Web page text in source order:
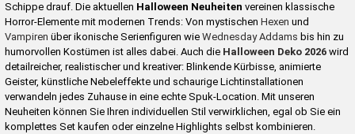
Schippe drauf. Die aktuellen Halloween Neuheiten vereinen klassische
Horror-Elemente mit modernen Trends: Von mystischen Hexen und
Vampiren über ikonische Serienfiguren wie Wednesday Addams bis hin zu
humorvollen Kostümen ist alles dabei. Auch die Halloween Deko 2026wird
detailreicher, realistischer und kreativer: Blinkende Kürbisse, animierte
Geister, künstliche Nebeleffekte und schaurige Lichtinstallationen
verwandeln jedes Zuhause in eine echte Spuk-Location. Mit unseren
Neuheiten können Sie Ihren individuellen Stil verwirklichen, egal ob Sie ein
komplettes Set kaufen oder einzelne Highlights selbst kombinieren.